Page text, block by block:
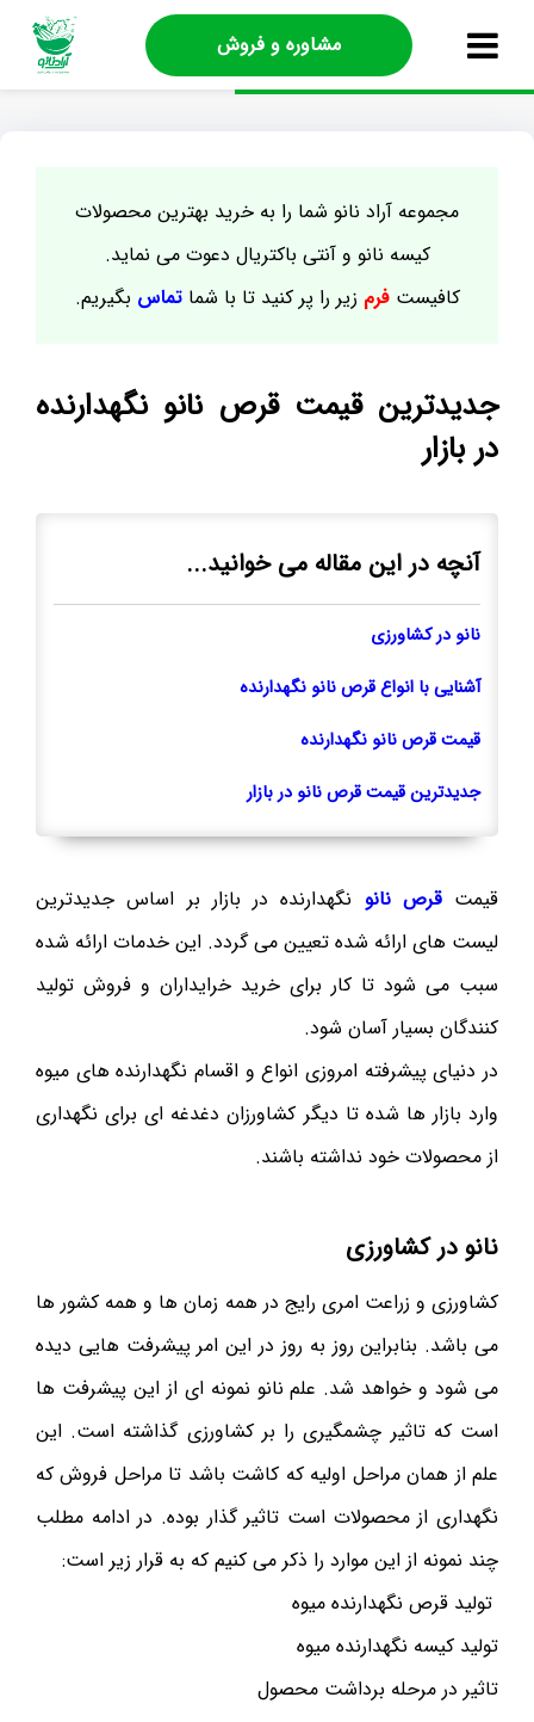
مشاوره و فروش
مجموعه آراد نانو شما را به خرید بهترین محصولات
کیسه نانو و آنتی باکتریال دعوت می نماید.
کافیستفرم زیر را پر کنید تا با شماتماس بگیریم.
جدیدترین قیمت قرص نانو نگهدارنده
در بازار
آنچه در این مقاله می خوانید...
نانو در کشاورزی
آشنایی با انواع قرص نانو نگهدارنده
قیمت قرص نانو نگهدارنده
جدیدترین قیمت قرص نانو در بازار
قیمتقرص نانو نگهدارنده در بازار بر اساس جدیدترین
لیست های ارائه شده تعیین می گردد. این خدمات ارائه شده
سبب می شود تا کار برای خرید خرایداران و فروش تولید
کنندگان بسیار آسان شود.
در دنیای پیشرفته امروزی انواع و اقسام نگهدارنده های میوه
وارد بازار ها شده تا دیگر کشاورزان دغدغه ای برای نگهداری
از محصولات خود نداشته باشند.
نانو در کشاورزی
کشاورزی و زراعت امری رایج در همه زمان ها و همه کشور ها
می باشد. بنابراین روز به روز در این امر پیشرفت هایی دیده
می شود و خواهد شد. علم نانو نمونه ای از این پیشرفت ها
است که تاثیر چشمگیری را بر کشاورزی گذاشته است. این
علم از همان مراحل اولیه که کاشت باشد تا مراحل فروش که
نگهداری از محصولات است تاثیر گذار بوده. در ادامه مطلب
چند نمونه از این موارد را ذکر می کنیم که به قرار زیر است:
تولید قرص نگهدارنده میوه
تولید کیسه نگهدارنده میوه
تاثیر در مرحله برداشت محصول